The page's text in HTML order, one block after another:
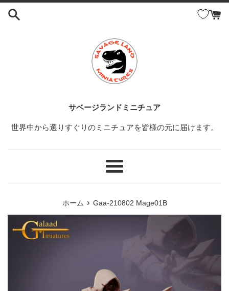
コ
サベージランドミニチュア
世界中から選りすぐりのミニチュアを皆様の元に届けます。
メ
ホーム › Gaa-210802 Mage01B